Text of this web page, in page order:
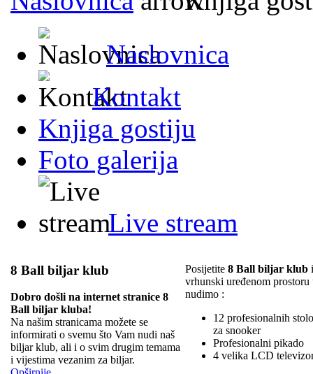
Naslovnica
Kontakt
Knjiga gostiju
Foto galerija
Live stream
8 Ball biljar klub
Dobro došli na internet stranice 8
Ball biljar kluba!
Na našim stranicama možete se
informirati o svemu što Vam nudi naš
biljar klub, ali i o svim drugim temama
i vijestima vezanim za biljar.
Posijetite 8 Ball biljar klub
vrhunski uređenom
nudimo :
12 profesionalnih
za snooker
Profesionalni pikado
4 velika LCD